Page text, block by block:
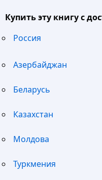
Купить эту книгу с
Россия
Азербайджан
Беларусь
Казахстан
Молдова
Туркмения